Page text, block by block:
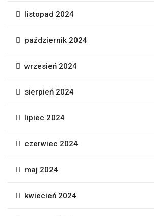
listopad 2024
październik 2024
wrzesień 2024
sierpień 2024
lipiec 2024
czerwiec 2024
maj 2024
kwiecień 2024